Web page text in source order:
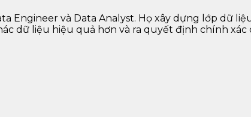
Engineer và Data Analyst. Họ xây dựng lớp dữ
dữ liệu hiệu quả hơn và ra quyết định chính